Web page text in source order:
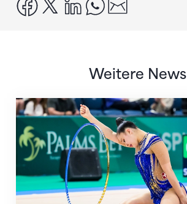
Weitere News
Nächster Halt: Weltmeisterschaft